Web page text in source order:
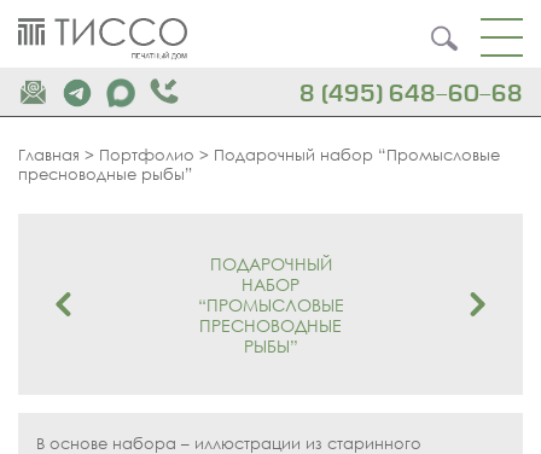
8 (495) 648-60-68
Главная > Портфолио > Подарочный набор “Промысловые
пресноводные рыбы”
ПОДАРОЧНЫЙ
НАБОР
“ПРОМЫСЛОВЫЕ
ПРЕСНОВОДНЫЕ
РЫБЫ”
В основе набора – иллюстрации из старинного